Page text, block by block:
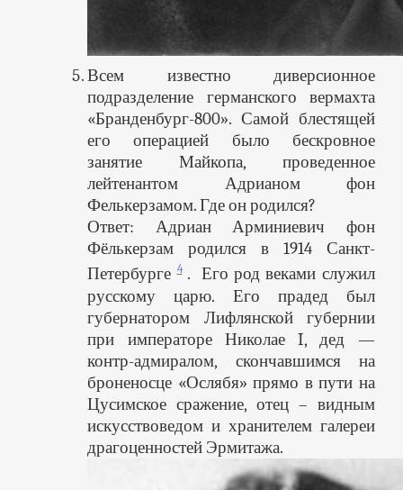
Всем известно диверсионное
подразделение германского вермахта
«Бранденбург-800». Самой блестящей
его операцией было бескровное
занятие Майкопа, проведенное
лейтенантом Адрианом фон
Фелькерзамом. Где он родился?
Ответ: Адриан Арминиевич фон
Фёлькерзам родился в 1914 Санкт-
Петербурге4 . Его род веками служил
русскому царю. Его прадед был
губернатором Лифлянской губернии
при императоре Николае I, дед —
контр-адмиралом, скончавшимся на
броненосце «Ослябя» прямо в пути на
Цусимское сражение, отец – видным
искусствоведом и хранителем галереи
драгоценностей Эрмитажа.